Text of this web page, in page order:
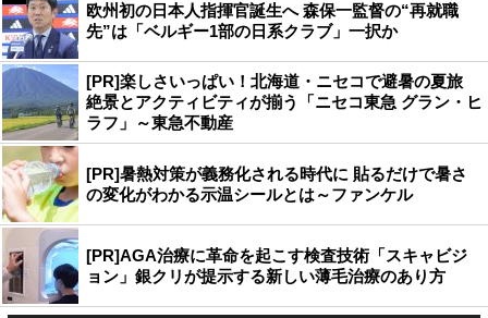
欧州初の日本人指揮官誕生へ 森保一監督の“再就職
先”は「ベルギー1部の日系クラブ」一択か
[PR]楽しさいっぱい！北海道・ニセコで避暑の夏旅
絶景とアクティビティが揃う「ニセコ東急 グラン・ヒ
ラフ」～東急不動産
[PR]暑熱対策が義務化される時代に 貼るだけで暑さ
の変化がわかる示温シールとは～ファンケル
[PR]AGA治療に革命を起こす検査技術「スキャビジ
ョン」銀クリが提示する新しい薄毛治療のあり方